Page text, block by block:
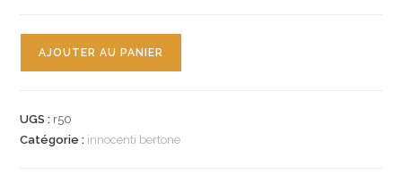
soleil
AJOUTER AU PANIER
UGS : r50
Catégorie : innocenti bertone